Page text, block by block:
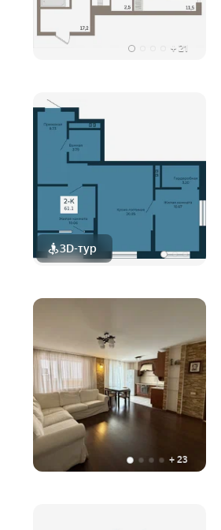
+ 21
3D-тур
+ 23